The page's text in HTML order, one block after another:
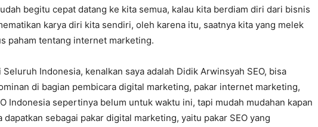
begitu cepat datang ke kita semua, kalau kita berdiam diri dari bisnis
karya diri kita sendiri, oleh karena itu, saatnya kita yang melek
paham tentang internet marketing.
Indonesia, kenalkan saya adalah Didik Arwinsyah SEO, bisa
di bagian pembicara digital marketing, pakar internet marketing,
Indonesia sepertinya belum untuk waktu ini, tapi mudah mudahan kapan
dapatkan sebagai pakar digital marketing, yaitu pakar SEO yang